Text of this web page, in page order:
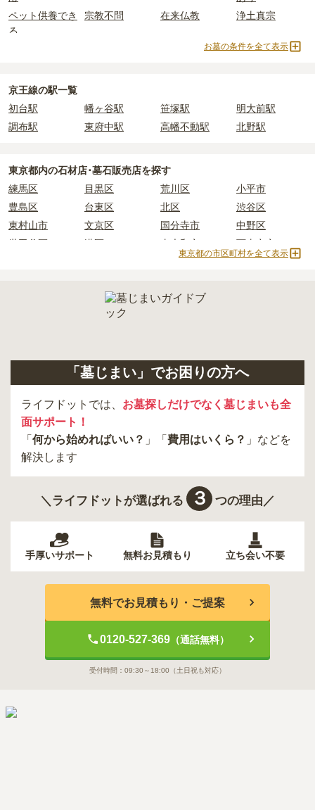
・納骨式の費用
：お墓に遺骨を納める儀式のための費用。僧侶に渡
すお布施、会食などの費用がかかります。
：お墓の管理費。契約後、毎年発生するケースがあり
正確な費用は、区画や石材の選び方によって大きく変わるため、見
積もりを取るまで確定しません。
現地見学では、担当者に「提示金額以外にかかる費用はないか」を
内を取り寄せることができます。
め、事前の確認が重要です。
契約条件の詳細は、各霊園のページをご確認いただくか、資料請求
ペット供養でき
る
宗教不問 在来仏教 浄土真宗
樹木葬
1人用区画あり
お墓の条件を全て表示
京王線の駅一覧
初台駅
幡ヶ谷駅 笹塚駅
明大前駅
調布駅
東府中駅 高幡不動駅 北野駅
東京都内の石材店･墓石販売店を探す
練馬区
目黒区 荒川区
小平市
豊島区
台東区 北区
渋谷区
東村山市
文京区 国分寺市
中野区
世田谷区
港区 東大和市
西東京市
町田市 府中市
昭島市
葛飾区 墨田区
杉並区
東京都の市区町村を全て表示
「墓じまい」でお困りの方へ
ライフドットでは、 お墓探しだけでなく墓じまいも全
面サポート！
「 何から始めればいい？ 」「 費用はいくら？ 」などを
解決します
＼ライフドットが選ばれる ３ つの理由／
手厚いサポート 無料お見積もり 立ち会い不要
無料でお見積もり・ご提案
0120-527-369（通話無料）
受付時間： 09:30～18:00 （土日祝も対応）